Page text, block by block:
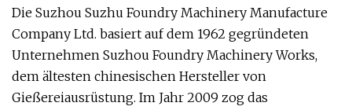
Die Suzhou Suzhu Foundry Machinery Manufacture
Company Ltd. basiert auf dem 1962 gegründeten
Unternehmen Suzhou Foundry Machinery Works,
dem ältesten chinesischen Hersteller von
Gießereiausrüstung. Im Jahr 2009 zog das